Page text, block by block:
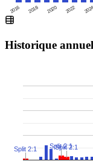
2016 2018 2020 2022 2024
Historique annuel
Split 2:1 Split 2:1
Split 2:1